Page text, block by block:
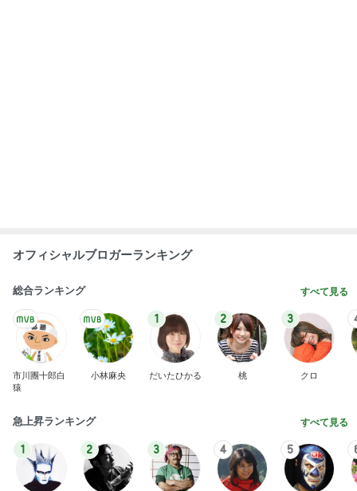
オフィシャルブロガーランキング
総合ランキング すべて見る
市川團十郎白
猿
1 2 3
急上昇ランキング すべて見る
1 2 3 4 5